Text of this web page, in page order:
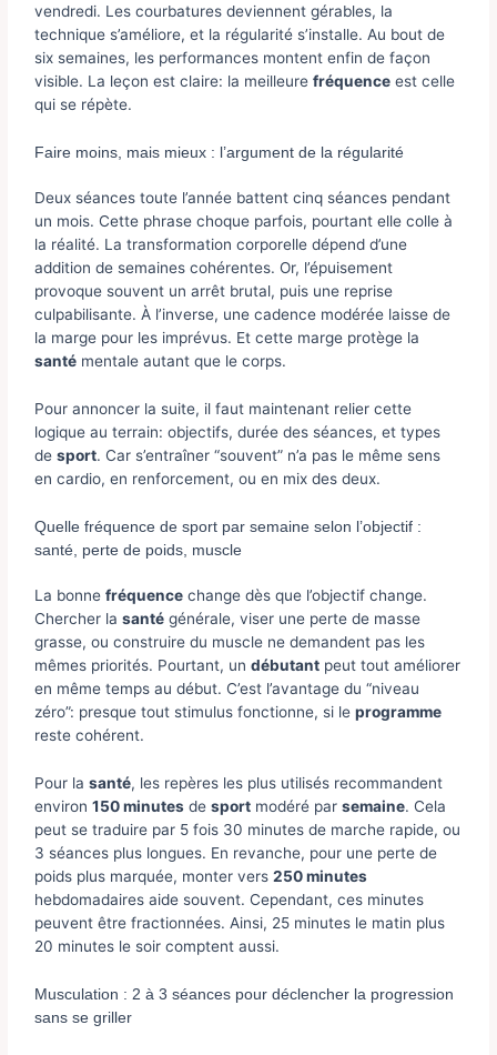
vendredi. Les courbatures deviennent gérables, la
technique s’améliore, et la régularité s’installe. Au bout de
six semaines, les performances montent enfin de façon
visible. La leçon est claire: la meilleurefréquence est celle
qui se répète.
Faire moins, mais mieux : l’argument de la régularité
Deux séances toute l’année battent cinq séances pendant
un mois. Cette phrase choque parfois, pourtant elle colle à
la réalité. La transformation corporelle dépend d’une
addition de semaines cohérentes. Or, l’épuisement
provoque souvent un arrêt brutal, puis une reprise
culpabilisante. À l’inverse, une cadence modérée laisse de
la marge pour les imprévus. Et cette marge protège la
santé mentale autant que le corps.
Pour annoncer la suite, il faut maintenant relier cette
logique au terrain: objectifs, durée des séances, et types
desport. Car s’entraîner “souvent” n’a pas le même sens
en cardio, en renforcement, ou en mix des deux.
Quelle fréquence de sport par semaine selon l’objectif :
santé, perte de poids, muscle
La bonnefréquence change dès que l’objectif change.
Chercher lasanté générale, viser une perte de masse
grasse, ou construire du muscle ne demandent pas les
mêmes priorités. Pourtant, undébutant peut tout améliorer
en même temps au début. C’est l’avantage du “niveau
zéro”: presque tout stimulus fonctionne, si leprogramme
reste cohérent.
Pour lasanté, les repères les plus utilisés recommandent
environ150 minutes desport modéré parsemaine. Cela
peut se traduire par 5 fois 30 minutes de marche rapide, ou
3 séances plus longues. En revanche, pour une perte de
poids plus marquée, monter vers250 minutes
hebdomadaires aide souvent. Cependant, ces minutes
peuvent être fractionnées. Ainsi, 25 minutes le matin plus
20 minutes le soir comptent aussi.
Musculation : 2 à 3 séances pour déclencher la progression
sans se griller